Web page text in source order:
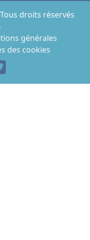
droits réservés
générales
des cookies